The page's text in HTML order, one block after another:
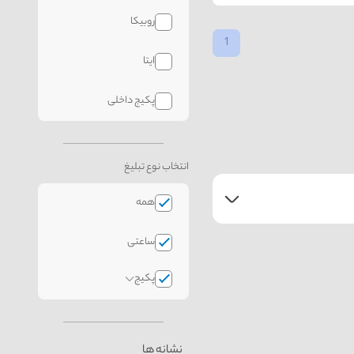
روبیکا
ایتا
پکیج داخلی
انتخاب نوع تبلیغ
همه
ساعتی
پکیج
1